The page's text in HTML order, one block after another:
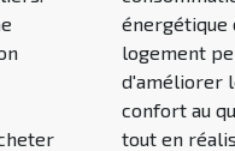
énergétique
logement
d'améliorer
confort au
tout en